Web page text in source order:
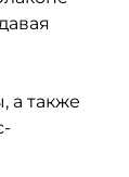
а также